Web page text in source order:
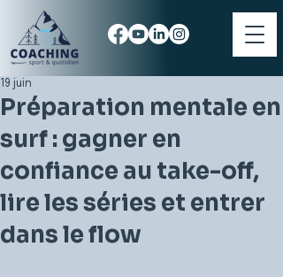
Préparation mentale en
surf : gagner en
confiance au take-off,
lire les séries et entrer
dans le flow
19 juin